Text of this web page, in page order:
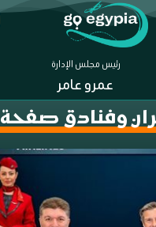
رئيس مجلس الإدارة
عمرو عامر
وفنادق صفحة 4